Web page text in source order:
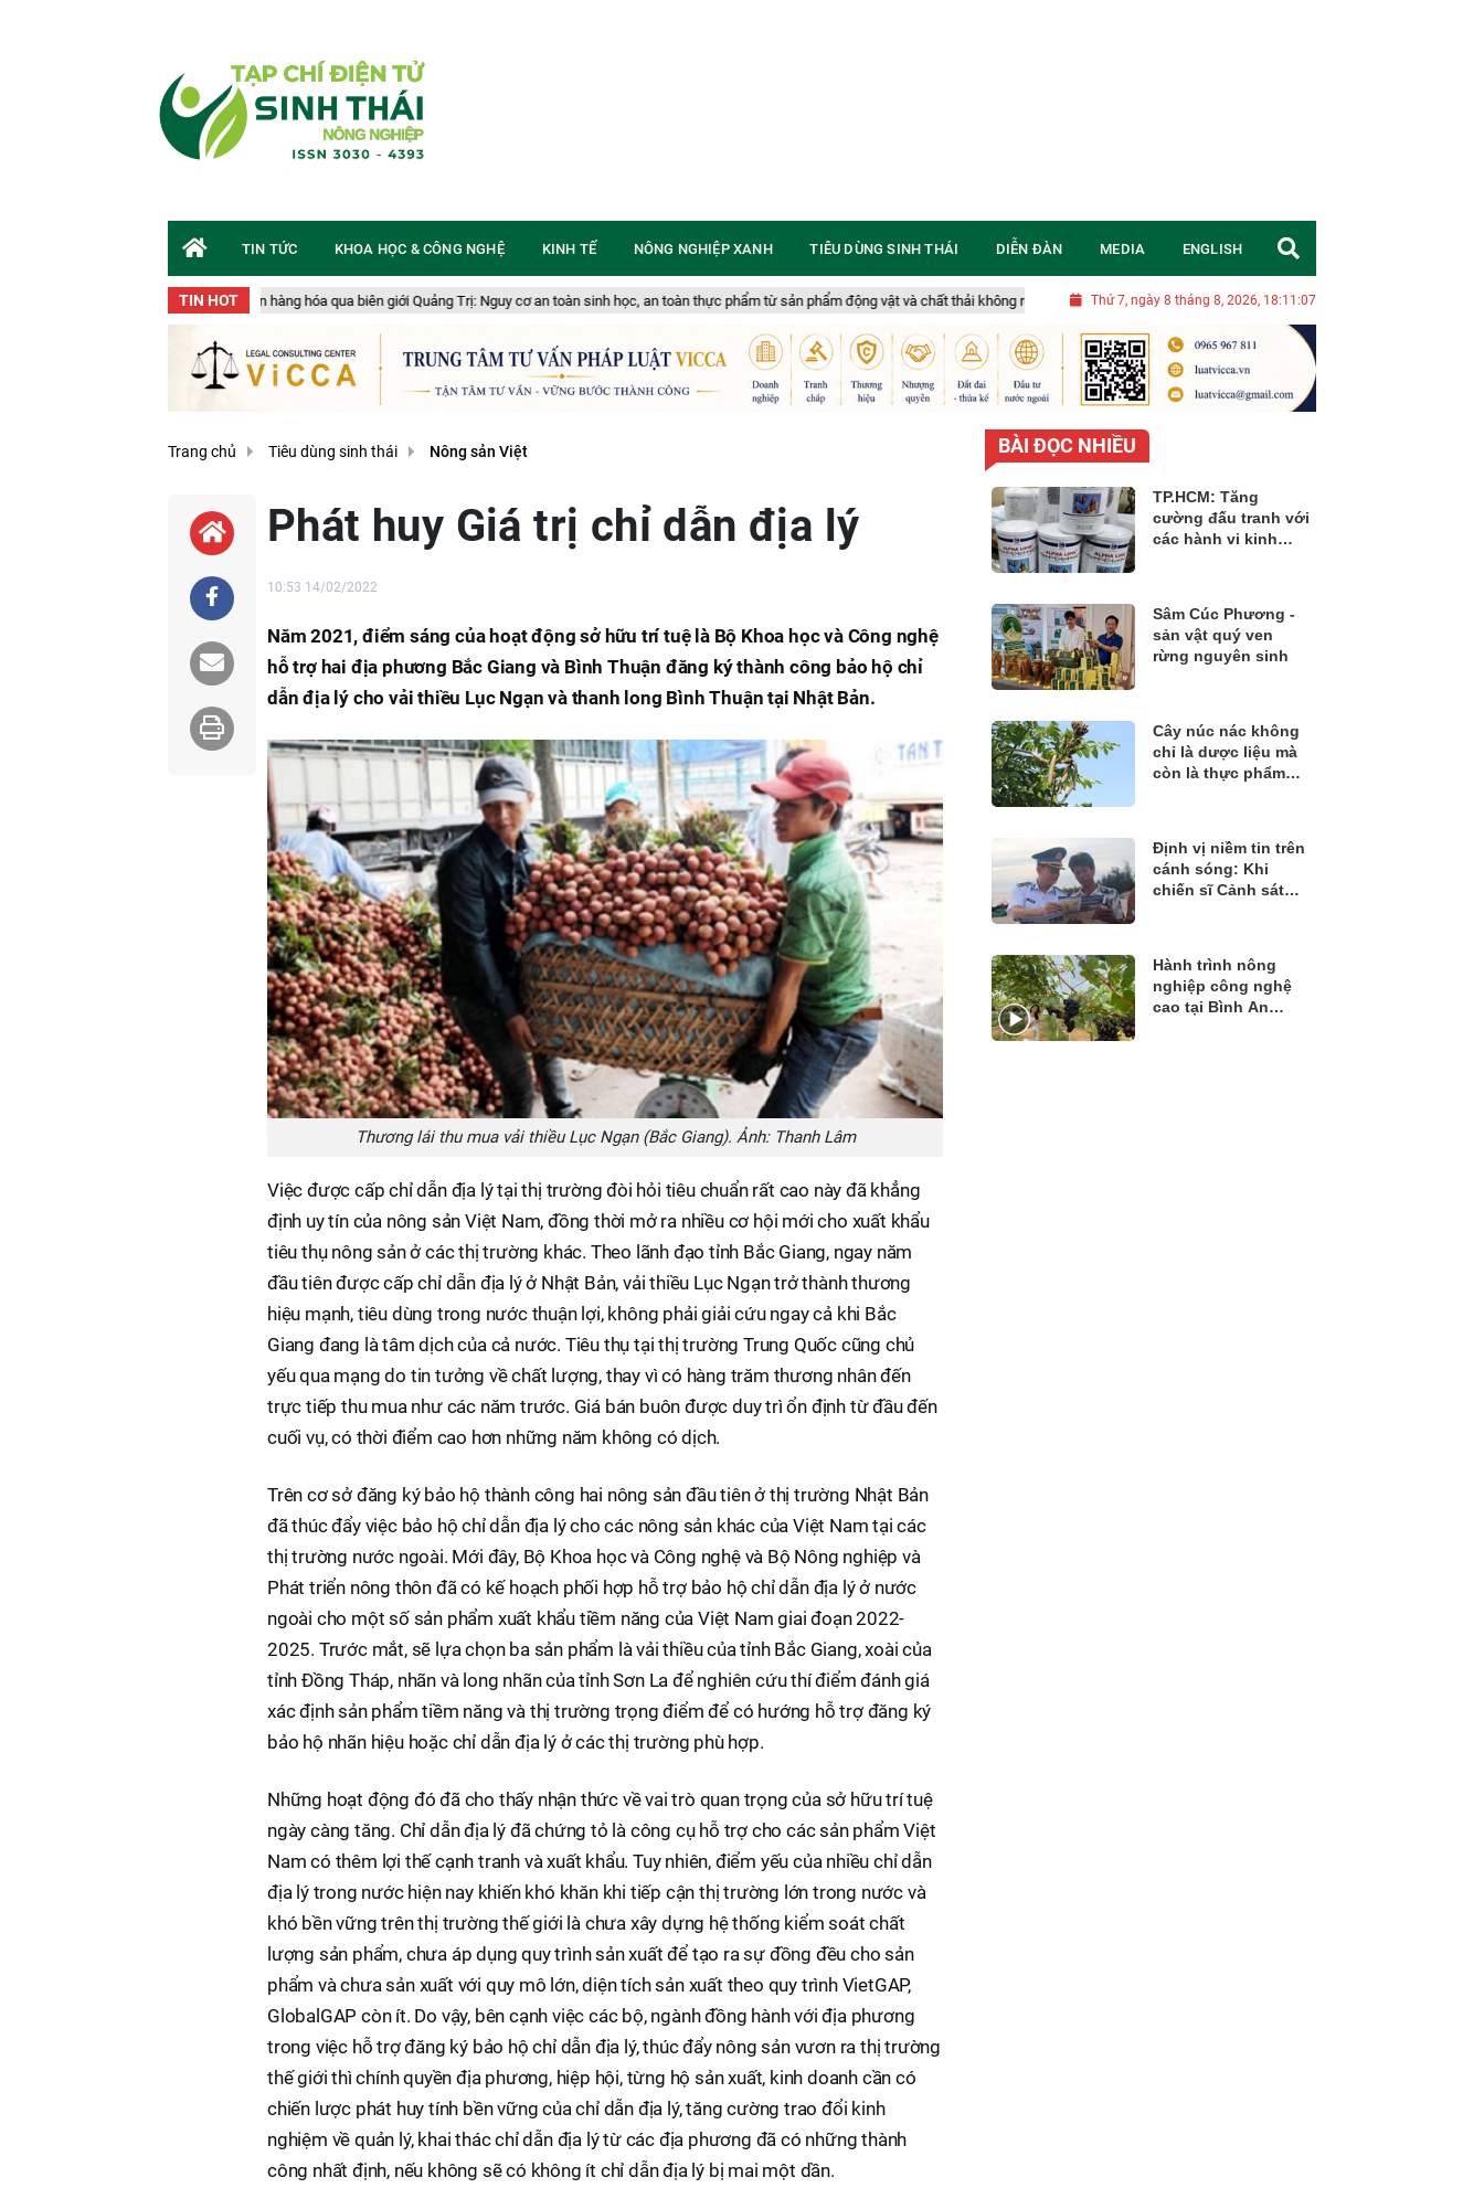
TIN HOT
vận chuyển gần 50 tấn hàng hóa qua biên giới Quảng Trị: Nguy cơ an toàn sinh học, an toàn thực phẩm từ sản phẩm động vật và chất thải không rõ nguồn gốc Nghị quyết 20-NQ/TW: Chuyển đổi tư duy, đặt mục tiêu chiến lược
Thứ 7, ngày 8 tháng 8, 2026, 18:11:08
TIN TỨC KHOA HỌC & CÔNG NGHỆ KINH TẾ NÔNG NGHIỆP XANH TIÊU DÙNG SINH THÁI DIỄN ĐÀN MEDIA ENGLISH
Trang chủ Tiêu dùng sinh thái Nông sản Việt
Phát huy Giá trị chỉ dẫn địa lý
10:53 14/02/2022
Năm 2021, điểm sáng của hoạt động sở hữu trí tuệ là Bộ Khoa học và Công nghệ
hỗ trợ hai địa phương Bắc Giang và Bình Thuận đăng ký thành công bảo hộ chỉ
dẫn địa lý cho vải thiều Lục Ngạn và thanh long Bình Thuận tại Nhật Bản.
Thương lái thu mua vải thiều Lục Ngạn (Bắc Giang). Ảnh: Thanh Lâm
Việc được cấp chỉ dẫn địa lý tại thị trường đòi hỏi tiêu chuẩn rất cao này đã khẳng
định uy tín của nông sản Việt Nam, đồng thời mở ra nhiều cơ hội mới cho xuất khẩu
tiêu thụ nông sản ở các thị trường khác. Theo lãnh đạo tỉnh Bắc Giang, ngay năm
đầu tiên được cấp chỉ dẫn địa lý ở Nhật Bản, vải thiều Lục Ngạn trở thành thương
hiệu mạnh, tiêu dùng trong nước thuận lợi, không phải giải cứu ngay cả khi Bắc
Giang đang là tâm dịch của cả nước. Tiêu thụ tại thị trường Trung Quốc cũng chủ
yếu qua mạng do tin tưởng về chất lượng, thay vì có hàng trăm thương nhân đến
trực tiếp thu mua như các năm trước. Giá bán buôn được duy trì ổn định từ đầu đến
cuối vụ, có thời điểm cao hơn những năm không có dịch.
Trên cơ sở đăng ký bảo hộ thành công hai nông sản đầu tiên ở thị trường Nhật Bản
đã thúc đẩy việc bảo hộ chỉ dẫn địa lý cho các nông sản khác của Việt Nam tại các
thị trường nước ngoài. Mới đây, Bộ Khoa học và Công nghệ và Bộ Nông nghiệp và
Phát triển nông thôn đã có kế hoạch phối hợp hỗ trợ bảo hộ chỉ dẫn địa lý ở nước
ngoài cho một số sản phẩm xuất khẩu tiềm năng của Việt Nam giai đoạn 2022-
2025. Trước mắt, sẽ lựa chọn ba sản phẩm là vải thiều của tỉnh Bắc Giang, xoài của
tỉnh Ðồng Tháp, nhãn và long nhãn của tỉnh Sơn La để nghiên cứu thí điểm đánh giá
xác định sản phẩm tiềm năng và thị trường trọng điểm để có hướng hỗ trợ đăng ký
bảo hộ nhãn hiệu hoặc chỉ dẫn địa lý ở các thị trường phù hợp.
Những hoạt động đó đã cho thấy nhận thức về vai trò quan trọng của sở hữu trí tuệ
ngày càng tăng. Chỉ dẫn địa lý đã chứng tỏ là công cụ hỗ trợ cho các sản phẩm Việt
Nam có thêm lợi thế cạnh tranh và xuất khẩu. Tuy nhiên, điểm yếu của nhiều chỉ dẫn
địa lý trong nước hiện nay khiến khó khăn khi tiếp cận thị trường lớn trong nước và
khó bền vững trên thị trường thế giới là chưa xây dựng hệ thống kiểm soát chất
lượng sản phẩm, chưa áp dụng quy trình sản xuất để tạo ra sự đồng đều cho sản
phẩm và chưa sản xuất với quy mô lớn, diện tích sản xuất theo quy trình VietGAP,
GlobalGAP còn ít. Do vậy, bên cạnh việc các bộ, ngành đồng hành với địa phương
trong việc hỗ trợ đăng ký bảo hộ chỉ dẫn địa lý, thúc đẩy nông sản vươn ra thị trường
thế giới thì chính quyền địa phương, hiệp hội, từng hộ sản xuất, kinh doanh cần có
chiến lược phát huy tính bền vững của chỉ dẫn địa lý, tăng cường trao đổi kinh
nghiệm về quản lý, khai thác chỉ dẫn địa lý từ các địa phương đã có những thành
công nhất định, nếu không sẽ có không ít chỉ dẫn địa lý bị mai một dần.
BÀI ĐỌC NHIỀU
TP.HCM: Tăng
cường đấu tranh với
các hành vi kinh
Sâm Cúc Phương -
sản vật quý ven
rừng nguyên sinh
Cây núc nác không
chỉ là dược liệu mà
còn là thực phẩm
Định vị niềm tin trên
cánh sóng: Khi
chiến sĩ Cảnh sát
Hành trình nông
nghiệp công nghệ
cao tại Bình An